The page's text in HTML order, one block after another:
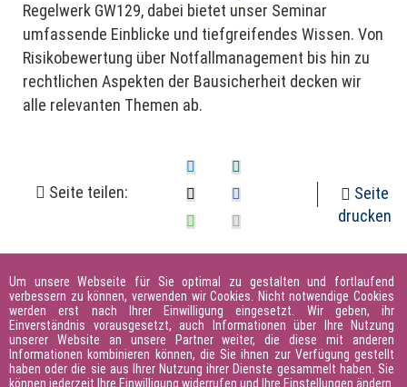
Regelwerk GW129, dabei bietet unser Seminar
umfassende Einblicke und tiefgreifendes Wissen. Von
Risikobewertung über Notfallmanagement bis hin zu
rechtlichen Aspekten der Bausicherheit decken wir
alle relevanten Themen ab.
Seite teilen:
Seite
drucken
Um unsere Webseite für Sie optimal zu gestalten und fortlaufend
verbessern zu können, verwenden wir Cookies. Nicht notwendige Cookies
werden erst nach Ihrer Einwilligung eingesetzt. Wir geben, ihr
Einverständnis vorausgesetzt, auch Informationen über Ihre Nutzung
unserer Website an unsere Partner weiter, die diese mit anderen
Informationen kombinieren können, die Sie ihnen zur Verfügung gestellt
haben oder die sie aus Ihrer Nutzung ihrer Dienste gesammelt haben. Sie
können jederzeit Ihre Einwilligung widerrufen und Ihre Einstellungen ändern.